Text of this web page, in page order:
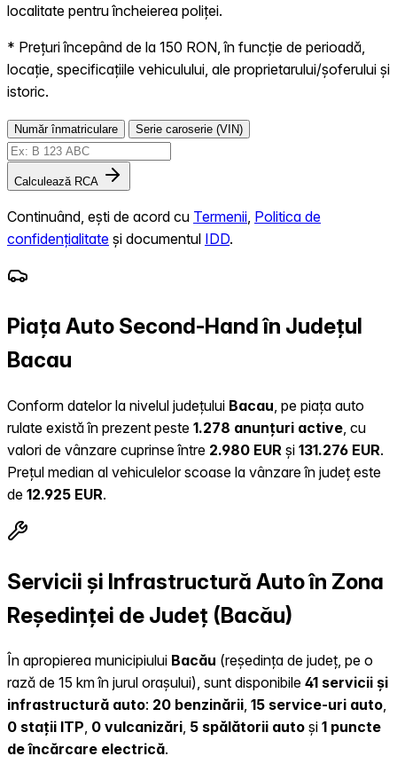
localitate pentru încheierea poliței.
* Prețuri începând de la 150 RON, în funcție de perioadă,
locație, specificațiile vehiculului, ale proprietarului/șoferului și
istoric.
Număr înmatriculare Serie caroserie (VIN)
Calculează RCA
Continuând, ești de acord cu Termenii Politica de
confidențialitate și documentul IDD.
Piața Auto Second-Hand în Județul
Bacau
Conform datelor la nivelul județului Bacau , pe piața auto
rulate există în prezent peste 1.278 anunțuri active , cu
valori de vânzare cuprinse între 2.980 EUR și 131.276 EUR.
Prețul median al vehiculelor scoase la vânzare în județ este
de 12.925 EUR.
Servicii și Infrastructură Auto în Zona
Reședinței de Județ (Bacău)
În apropierea municipiului Bacău (reședința de județ, pe o
rază de 15 km în jurul orașului), sunt disponibile 41 servicii și
infrastructură auto: 20 benzinării, 15 service-uri auto,
0 stații ITP, 0 vulcanizări, 5 spălătorii auto și 1 puncte
de încărcare electrică.